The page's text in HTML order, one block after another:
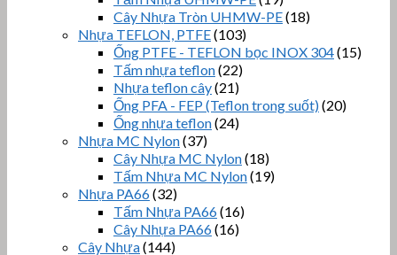
Cây Nhựa Tròn UHMW-PE(18)
Nhựa TEFLON, PTFE(103)
Ống PTFE - TEFLON bọc INOX 304(15)
Tấm nhựa teflon(22)
Nhựa teflon cây(21)
Ống PFA - FEP (Teflon trong suốt)(20)
Ống nhựa teflon(24)
Nhựa MC Nylon(37)
Cây Nhựa MC Nylon(18)
Tấm Nhựa MC Nylon(19)
Nhựa PA66(32)
Tấm Nhựa PA66(16)
Cây Nhựa PA66(16)
Cây Nhựa(144)